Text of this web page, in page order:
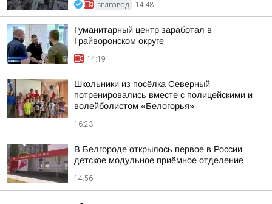
БЕЛГОРОД 14:48
Гуманитарный центр заработал в
Грайворонском округе
14:19
Школьники из посёлка Северный
потренировались вместе с полицейскими и
волейболистом «Белогорья»
16:23
В Белгороде открылось первое в России
детское модульное приёмное отделение
14:56